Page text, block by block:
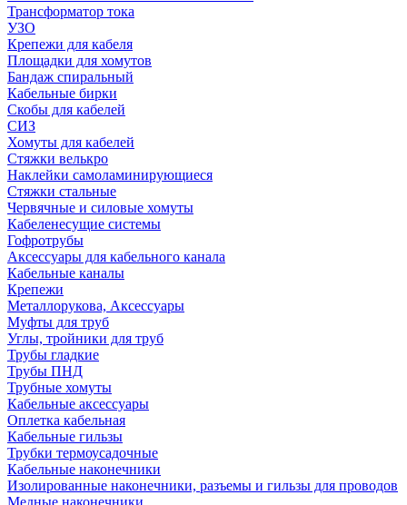
Трансформатор тока
УЗО
Крепежи для кабеля
Площадки для хомутов
Бандаж спиральный
Кабельные бирки
Cкобы для кабелей
СИЗ
Хомуты для кабелей
Стяжки велькро
Наклейки самоламинирующиеся
Стяжки стальные
Червячные и силовые хомуты
Кабеленесущие системы
Гофротрубы
Аксессуары для кабельного канала
Кабельные каналы
Крепежи
Металлорукова, Аксессуары
Муфты для труб
Углы, тройники для труб
Трубы гладкие
Трубы ПНД
Трубные хомуты
Кабельные аксессуары
Оплетка кабельная
Кабельные гильзы
Трубки термоусадочные
Кабельные наконечники
Изолированные наконечники, разъемы и гильзы для проводов
Медные наконечники